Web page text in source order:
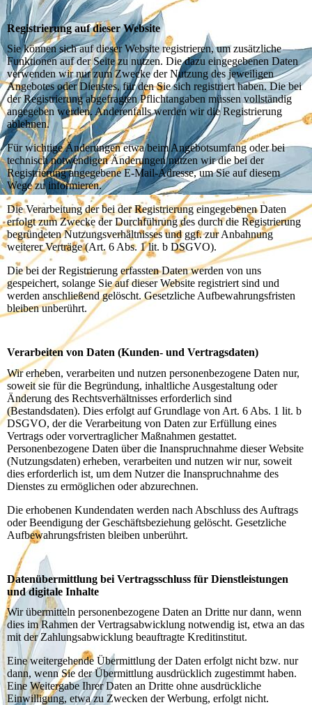
Registrierung auf dieser Website
Sie können sich auf dieser Website registrieren, um zusätzliche
Funktionen auf der Seite zu nutzen. Die dazu eingegebenen Daten
verwenden wir nur zum Zwecke der Nutzung des jeweiligen
Angebotes oder Dienstes, für den Sie sich registriert haben. Die bei
der Registrierung abgefragten Pflichtangaben müssen vollständig
angegeben werden. Anderenfalls werden wir die Registrierung
ablehnen.
Für wichtige Änderungen etwa beim Angebotsumfang oder bei
technisch notwendigen Änderungen nutzen wir die bei der
Registrierung angegebene E-Mail-Adresse, um Sie auf diesem
Wege zu informieren.
Die Verarbeitung der bei der Registrierung eingegebenen Daten
erfolgt zum Zwecke der Durchführung des durch die Registrierung
begründeten Nutzungsverhältnisses und ggf. zur Anbahnung
weiterer Verträge (Art. 6 Abs. 1 lit. b DSGVO).
Die bei der Registrierung erfassten Daten werden von uns
gespeichert, solange Sie auf dieser Website registriert sind und
werden anschließend gelöscht. Gesetzliche Aufbewahrungsfristen
bleiben unberührt.
Verarbeiten von Daten (Kunden- und Vertragsdaten)
Wir erheben, verarbeiten und nutzen personenbezogene Daten nur,
soweit sie für die Begründung, inhaltliche Ausgestaltung oder
Änderung des Rechtsverhältnisses erforderlich sind
(Bestandsdaten). Dies erfolgt auf Grundlage von Art. 6 Abs. 1 lit. b
DSGVO, der die Verarbeitung von Daten zur Erfüllung eines
Vertrags oder vorvertraglicher Maßnahmen gestattet.
Personenbezogene Daten über die Inanspruchnahme dieser Website
(Nutzungsdaten) erheben, verarbeiten und nutzen wir nur, soweit
dies erforderlich ist, um dem Nutzer die Inanspruchnahme des
Dienstes zu ermöglichen oder abzurechnen.
Die erhobenen Kundendaten werden nach Abschluss des Auftrags
oder Beendigung der Geschäftsbeziehung gelöscht. Gesetzliche
Aufbewahrungsfristen bleiben unberührt.
Datenübermittlung bei Vertragsschluss für Dienstleistungen
und digitale Inhalte
Wir übermitteln personenbezogene Daten an Dritte nur dann, wenn
dies im Rahmen der Vertragsabwicklung notwendig ist, etwa an das
mit der Zahlungsabwicklung beauftragte Kreditinstitut.
Eine weitergehende Übermittlung der Daten erfolgt nicht bzw. nur
dann, wenn Sie der Übermittlung ausdrücklich zugestimmt haben.
Eine Weitergabe Ihrer Daten an Dritte ohne ausdrückliche
Einwilligung, etwa zu Zwecken der Werbung, erfolgt nicht.